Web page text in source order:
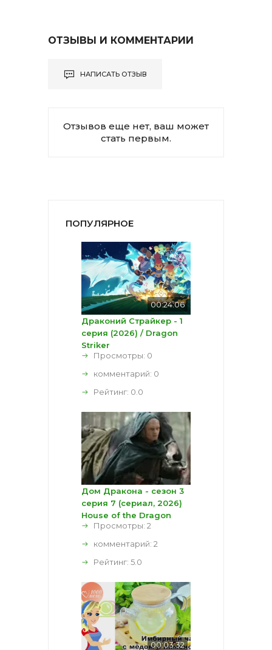
ОТЗЫВЫ И КОММЕНТАРИИ
НАПИСАТЬ ОТЗЫВ
Отзывов еще нет, ваш может
стать первым.
ПОПУЛЯРНОЕ
00:24:06
Драконий Страйкер - 1
серия (2026) / Dragon
Striker
Просмотры: 0
комментарий: 0
Рейтинг: 0.0
Дом Дракона - сезон 3
серия 7 (сериал, 2026)
House of the Dragon
Просмотры: 2
комментарий: 2
Рейтинг: 5.0
00:03:32